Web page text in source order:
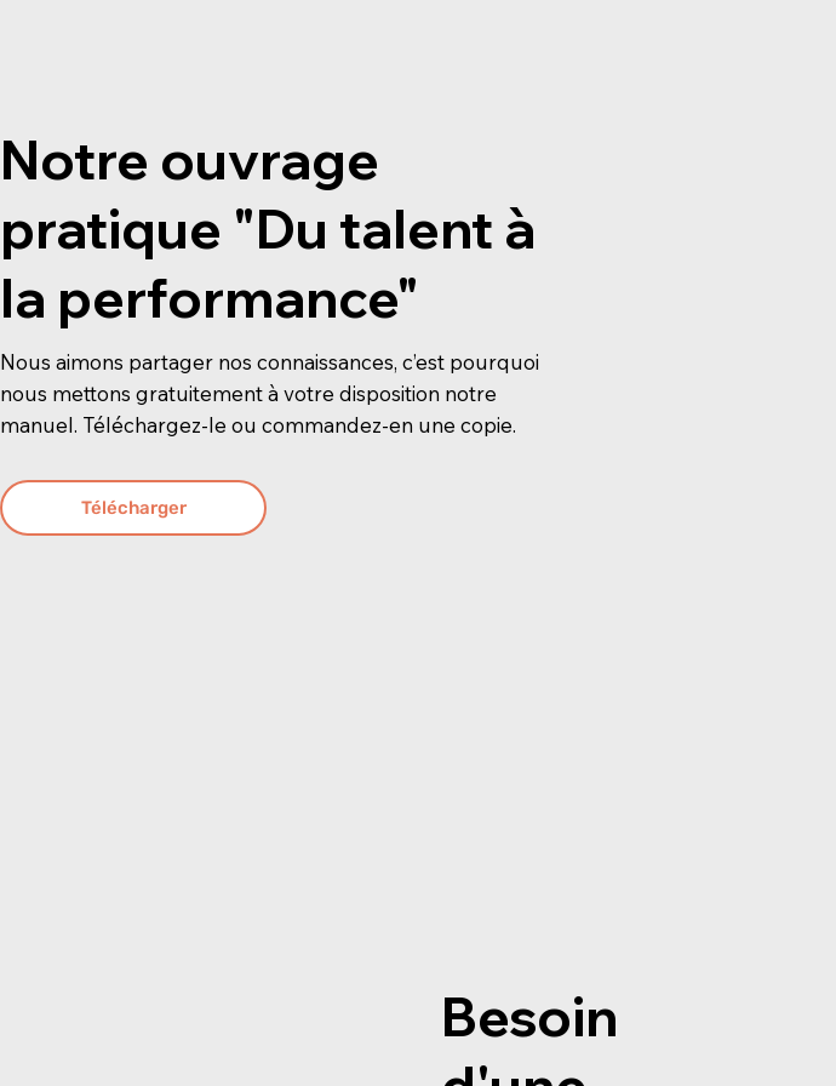
Notre ouvrage
pratique ​"Du talent à
la performance"
Nous aimons partager nos connaissances, c’est pourquoi
nous mettons gratuitement à votre disposition notre
manuel. Téléchargez-le ou commandez-en une copie.
Télécharger
Besoin